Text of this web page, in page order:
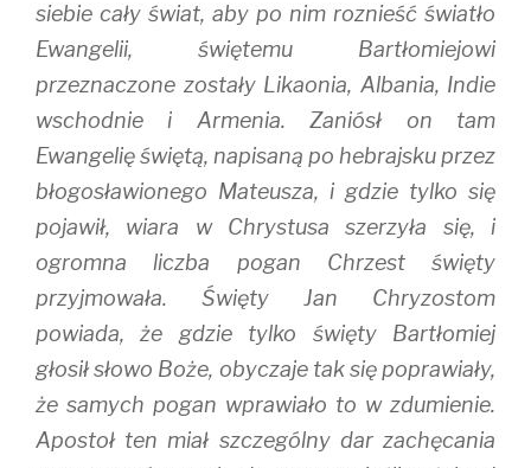
siebie cały świat, aby po nim roznieść światło
Ewangelii, świętemu Bartłomiejowi
przeznaczone zostały Likaonia, Albania, Indie
wschodnie i Armenia. Zaniósł on tam
Ewangelię świętą, napisaną po hebrajsku przez
błogosławionego Mateusza, i gdzie tylko się
pojawił, wiara w Chrystusa szerzyła się, i
ogromna liczba pogan Chrzest święty
przyjmowała. Święty Jan Chryzostom
powiada, że gdzie tylko święty Bartłomiej
głosił słowo Boże, obyczaje tak się poprawiały,
że samych pogan wprawiało to w zdumienie.
Apostoł ten miał szczególny dar zachęcania